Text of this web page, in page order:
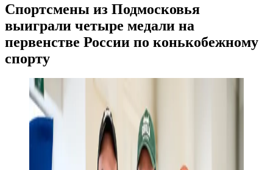
Спортсмены из Подмосковья
выиграли четыре медали на
первенстве России по конькобежному
спорту